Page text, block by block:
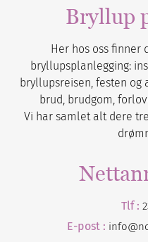
Bryllup
Her hos oss finner
bryllupsplanlegging:
bryllupsreisen, festen
brud, brudgom,
Vi har samlet alt dere
Tlf :
E-post :